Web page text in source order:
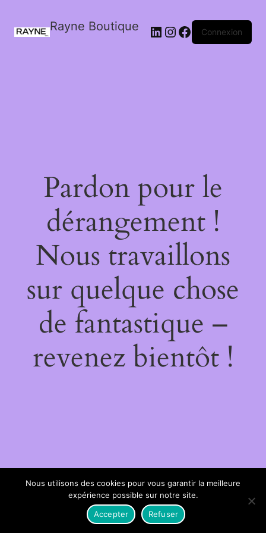
Rayne Boutique Connexion
Pardon pour le
dérangement !
Nous travaillons
sur quelque chose
de fantastique –
revenez bientôt !
Nous utilisons des cookies pour vous garantir la meilleure
expérience possible sur notre site.
Accepter
Refuser